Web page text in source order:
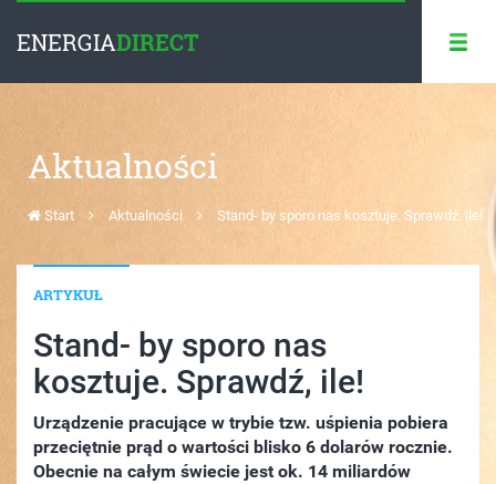
ENERGIADIRECT
Aktualności
Start Aktualności Stand- by sporo nas kosztuje. Sprawdź, ile!
ARTYKUŁ
Stand- by sporo nas
kosztuje. Sprawdź, ile!
Urządzenie pracujące w trybie tzw. uśpienia pobiera
przeciętnie prąd o wartości blisko 6 dolarów rocznie.
Obecnie na całym świecie jest ok. 14 miliardów